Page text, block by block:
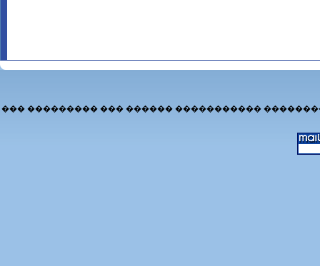
��� ��������� ��� ������ �����������